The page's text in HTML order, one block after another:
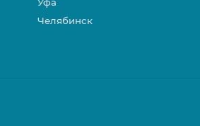
Уфа
Челябинск